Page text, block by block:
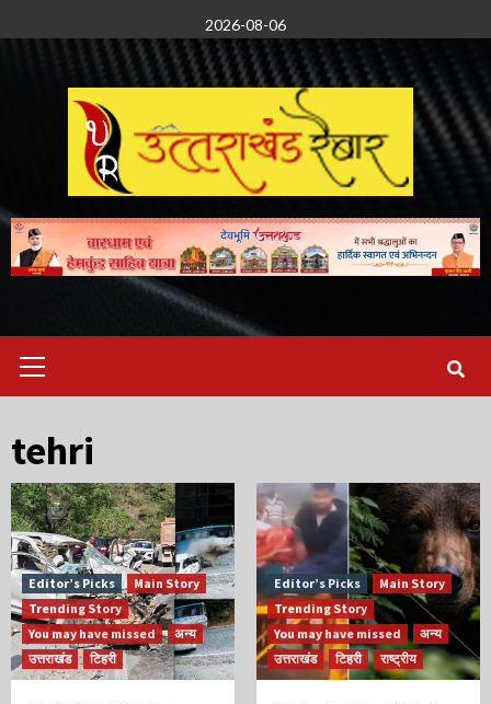
to
2026-08-06
Menu
tehri
Editor’s Picks
Main Story
Trending Story
You may have missed
अन्य
उत्तराखंड
टिहरी
Editor’s Picks
Main Story
Trending Story
You may have missed
अन्य
उत्तराखंड
टिहरी राष्ट्रीय